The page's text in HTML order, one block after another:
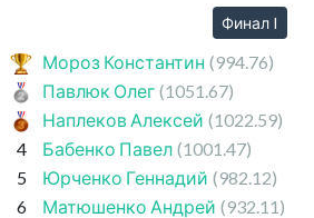
Финал I
Мороз Константин (994.76)
Павлюк Олег (1051.67)
Наплеков Алексей (1022.59)
4
Бабенко Павел (1001.47)
5
Юрченко Геннадий (982.12)
6
Матюшенко Андрей (932.11)